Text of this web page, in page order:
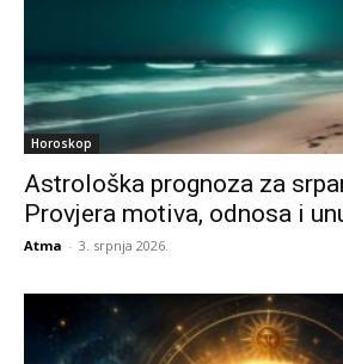
Horoskop
Astrološka prognoza za
Provjera motiva, odnosa i
Atma - 3. srpnja 2026.